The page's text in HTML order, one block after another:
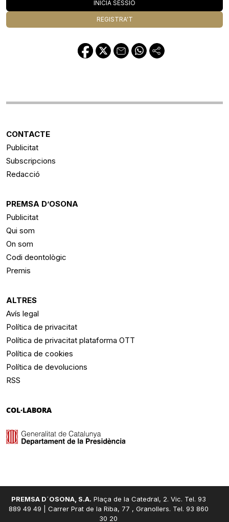
INICIA SESSIÓ
REGISTRA'T
CONTACTE
Publicitat
Subscripcions
Redacció
PREMSA D’OSONA
Publicitat
Qui som
On som
Codi deontològic
Premis
ALTRES
Avís legal
Política de privacitat
Política de privacitat plataforma OTT
Política de cookies
Política de devolucions
RSS
COL·LABORA
PREMSA D´OSONA, S.A. Plaça de la Catedral, 2. Vic. Tel. 93
889 49 49 | Carrer Prat de la Riba, 77 , Granollers. Tel. 93 860
30 20